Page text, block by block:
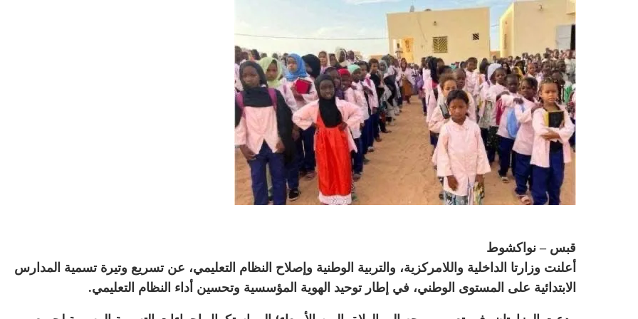
قبس – نواكشوط
أعلنت وزارتا الداخلية واللامركزية، والتربية الوطنية وإصلاح النظام التعليمي، عن تسريع وتيرة تسمية المدارس
الابتدائية على المستوى الوطني، في إطار توحيد الهوية المؤسسية وتحسين أداء النظام التعليمي.